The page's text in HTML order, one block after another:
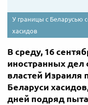
У границы с Беларусью
хасидов
В среду, 16
иностранных дел
властей Израиля
Беларуси
дней подряд